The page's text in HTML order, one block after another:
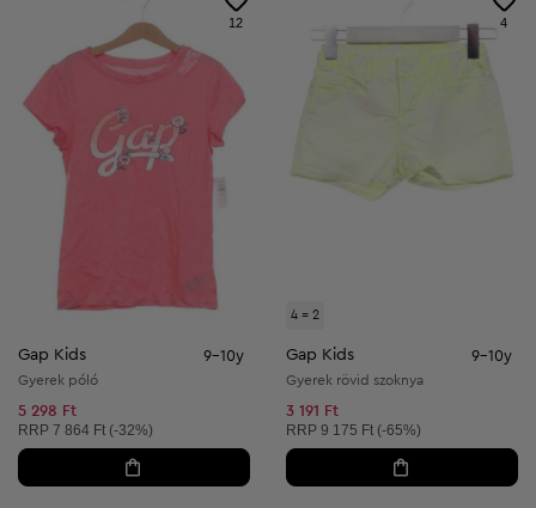
12
Gap Kids 9-10y
Gyerek póló
5 298 Ft
Ajánlott ár:
RRP 7 864 Ft (-32%)
4 = 2
4
Gap Kids 9-10y
Gyerek rövid szoknya
3 191 Ft
Ajánlott ár:
RRP 9 175 Ft (-65%)